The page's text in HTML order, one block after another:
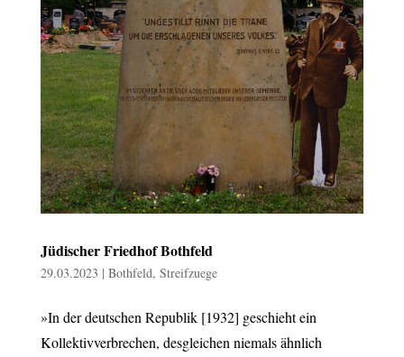
Jüdischer Friedhof Bothfeld
29.03.2023 | Bothfeld, Streifzuege
»In der deutschen Republik [1932] geschieht ein
Kollektivverbrechen, desgleichen niemals ähnlich